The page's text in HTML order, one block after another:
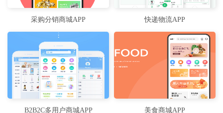
采购分销商城APP 快递物流APP
B2B2C多用户商城APP 美食商城APP